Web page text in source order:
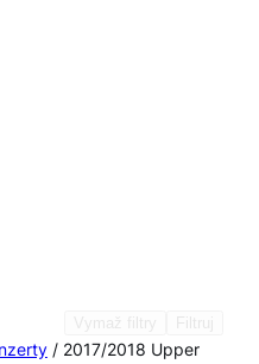
/ 2017/2018 Upper